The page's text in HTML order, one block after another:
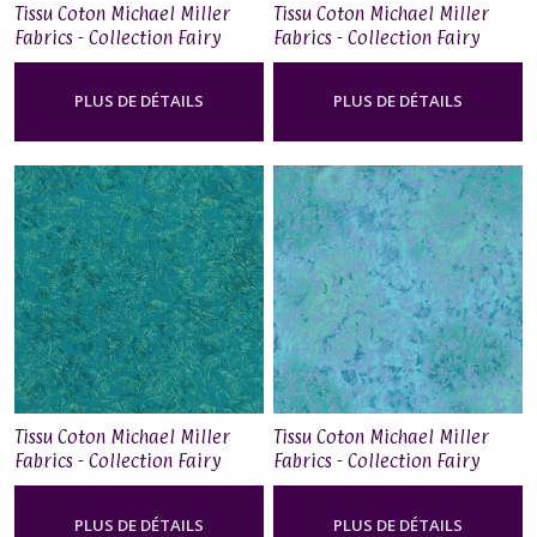
Tissu Coton Michael Miller
Fabrics - Collection Fairy
Frost - Periwinkle
PLUS DE DÉTAILS
Tissu Coton Michael Miller
Fabrics - Collection Fairy
Frost - Cerulean Blue
PLUS DE DÉTAILS
Tissu Coton Michael Miller
Fabrics - Collection Fairy
Frost - Calypso
PLUS DE DÉTAILS
Tissu Coton Michael Miller
Fabrics - Collection Fairy
Frost - Mermaid
PLUS DE DÉTAILS